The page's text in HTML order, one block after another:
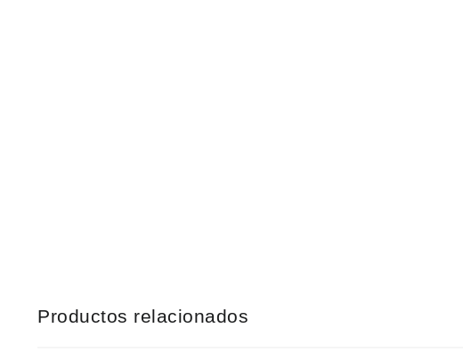
Productos relacionados